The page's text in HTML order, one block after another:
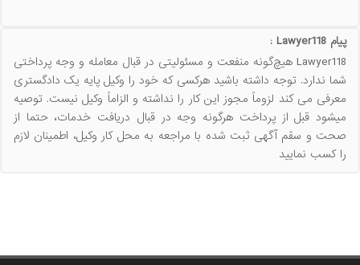
پیام Lawyer118 :
Lawyer118 هیچ‌گونه منفعت و مسئولیتی در قبال معامله و وجه پرداختی
شما ندارد. توجه داشته باشید هرکسی که خود را وکیل پایه یک دادگستری
معرفی می کند لزوماً مجوز این کار را نداشته و الزاماً وکیل نیست. توصیه
میشود قبل از پرداخت هرگونه وجه در قبال دریافت خدمات، حتما از
صحت و سقم آگهی ثبت شده با مراجعه به محل کار وکیل، اطمینان لازم
را کسب نمایید